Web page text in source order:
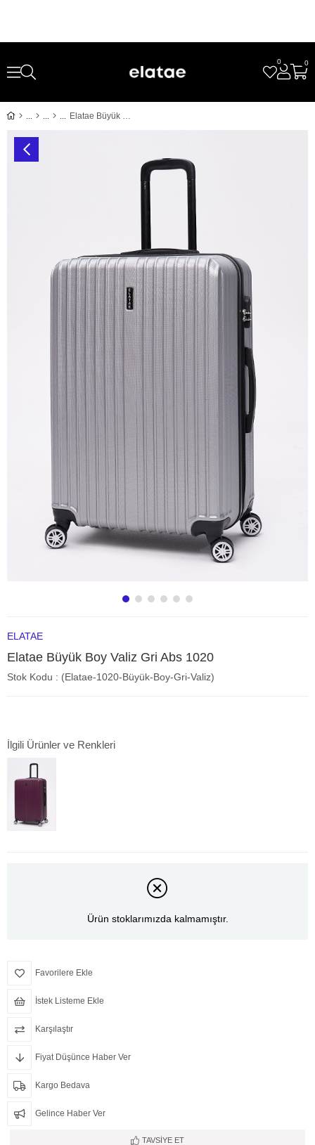
0
0
Elatae Büyük Boy Valiz Gri Abs 1020
ELATAE
Elatae Büyük Boy Valiz Gri Abs 1020
Stok Kodu (Elatae-1020-Büyük-Boy-Gri-Valiz)
İlgili Ürünler ve Renkleri
Ürün stoklarımızda kalmamıştır.
Favorilere Ekle
İstek Listeme Ekle
Karşılaştır
Fiyat Düşünce Haber Ver
Kargo Bedava
Gelince Haber Ver
TAVSIYE ET